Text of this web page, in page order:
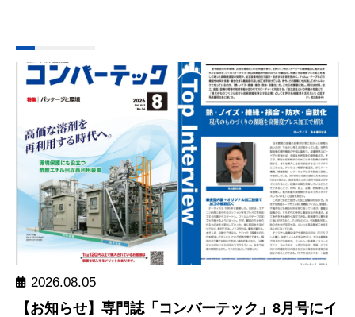
2026.08.05
【お知らせ】専門誌「コンバーテック」8月号にイ